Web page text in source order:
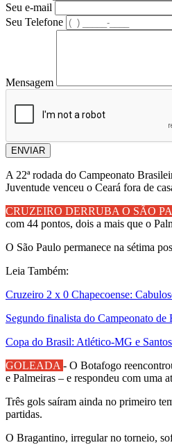
Seu e-mail
Seu Telefone
Mensagem
ENVIAR
A 22ª rodada do Campeonato
Juventude venceu o Ceará fora de
CRUZEIRO DERRUBA O SÃO
com 44 pontos, dois a mais que o
O São Paulo permanece na sétima
Leia Também:
Cruzeiro 2 x 0 Chapecoense:
Segundo finalista do Campeonato
Copa do Brasil: Atlético-MG e
GOLEADA - O Botafogo
e Palmeiras – e respondeu com uma
Três gols saíram ainda no primeiro
partidas.
O Bragantino, irregular no torneio,